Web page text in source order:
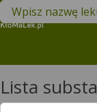
Znajdź lek w swojej
Lista